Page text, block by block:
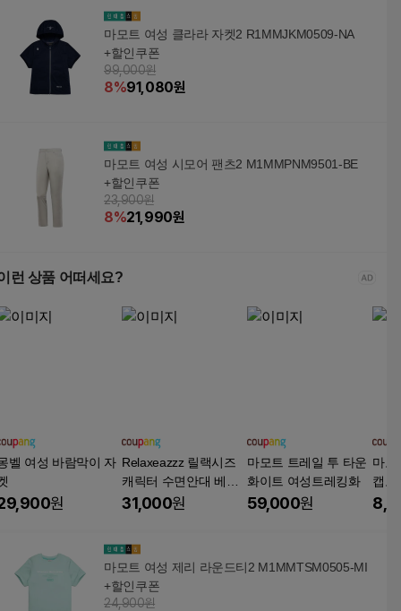
마모트 여성 클라라 자켓2 R1MMJKM0509-NA
+할인쿠폰
99,000원
8%91,080원
마모트 여성 시모어 팬츠2 M1MMPNM9501-BE
+할인쿠폰
23,900원
8%21,990원
런 상품 어떠세요?
벨 여성 바람막이 자
원
Relaxeazzz 릴랙시즈
캐릭터 수면안대 베개
세트 어린이 비행기 목
31,000원
마모트 트레일 투 타운
화이트 여성트레킹화
59,000원
마모
캡모
마모트 여성 제리 라운드티2 M1MMTSM0505-MI
+할인쿠폰
24,900원